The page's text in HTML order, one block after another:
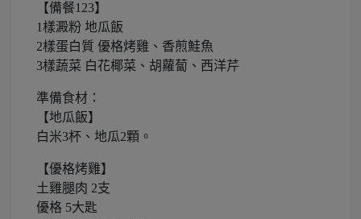
【備餐123】
1樣澱粉 地瓜飯
2樣蛋白質 優格烤雞、香煎鮭魚
3樣蔬菜 白花椰菜、胡蘿蔔、西洋芹
準備食材：
【地瓜飯】
白米3杯、地瓜2顆。
【優格烤雞】
土雞腿肉 2支
優格 5大匙